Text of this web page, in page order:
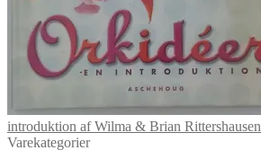
introduktion af Wilma & Brian Rittershausen
Varekategorier